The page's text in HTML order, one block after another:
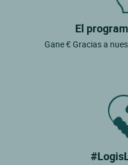
El
Gane € Gracias a